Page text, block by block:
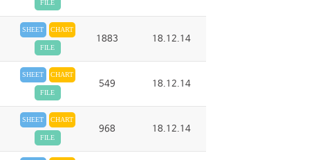
FILE
SHEET CHART
FILE
1883 18.12.14
SHEET CHART
FILE
549 18.12.14
SHEET CHART
FILE
968 18.12.14